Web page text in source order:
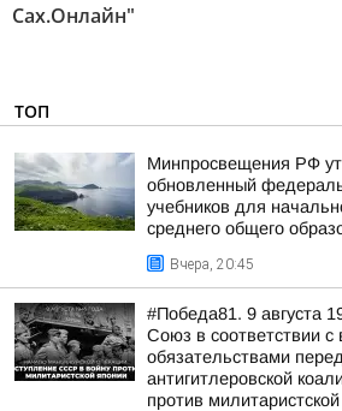
Сах.Онлайн"
ТОП
Минпросвещения РФ
обновленный
учебников для
среднего общего
Вчера, 20:45
#Победа81. 9 августа
Союз в соответствии с
обязательствами
антигитлеровской
против